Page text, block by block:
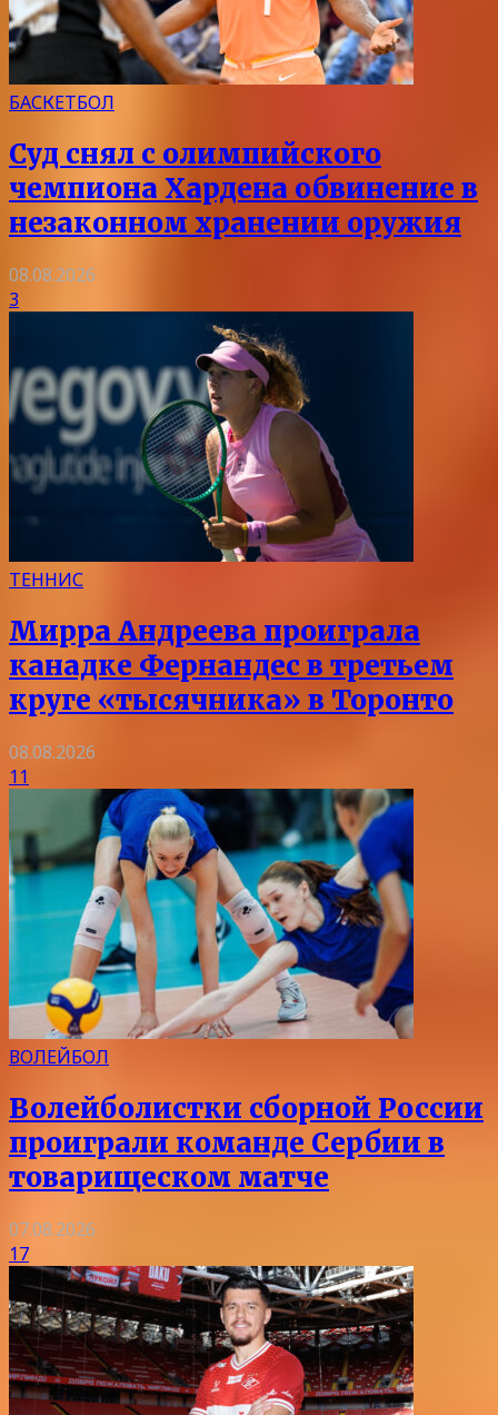
БАСКЕТБОЛ
Суд снял с олимпийского
чемпиона Хардена обвинение в
незаконном хранении оружия
08.08.2026
3
ТЕННИС
Мирра Андреева проиграла
канадке Фернандес в третьем
круге «тысячника» в Торонто
08.08.2026
11
ВОЛЕЙБОЛ
Волейболистки сборной России
проиграли команде Сербии в
товарищеском матче
07.08.2026
17